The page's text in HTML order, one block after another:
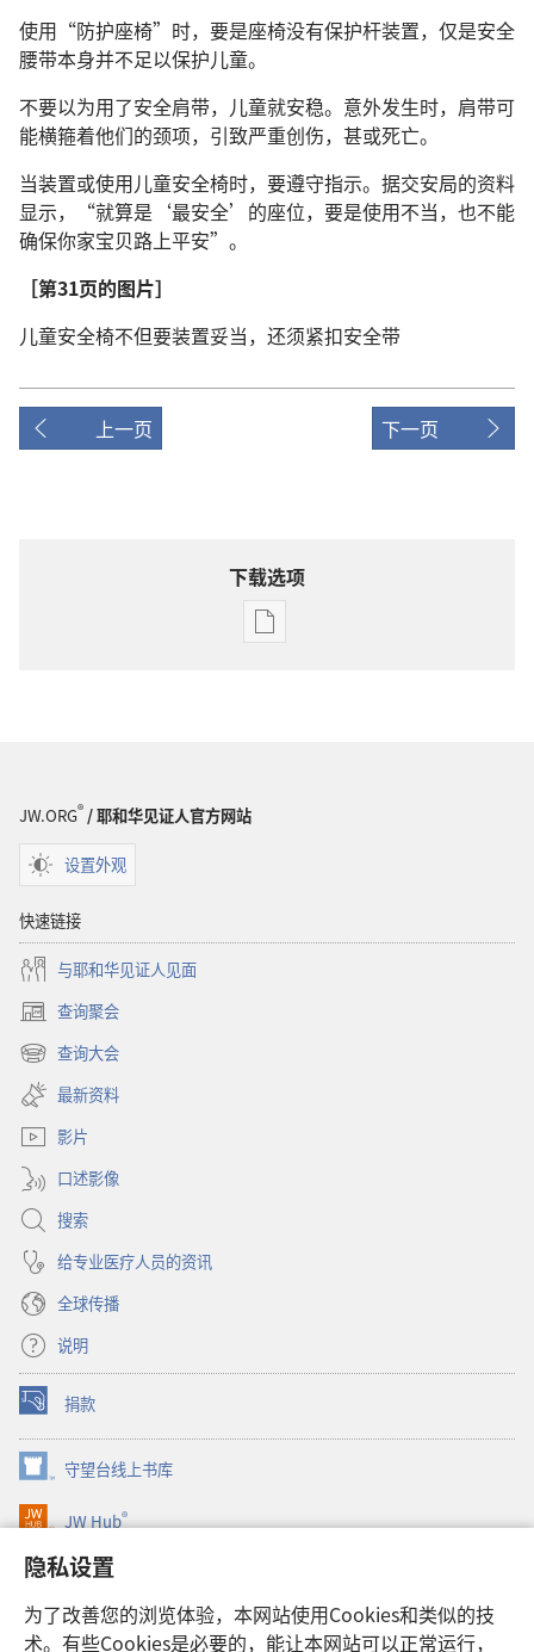
隐私设置
为了改善您的浏览体验，本网站使用Cookies和类似的技
术。有些Cookies是必要的，能让本网站可以正常运行，
使用“防护座椅”时，要是座椅没有保护杆装置，仅是安全
腰带本身并不足以保护儿童。
不要以为用了安全肩带，儿童就安稳。意外发生时，肩带可
能横箍着他们的颈项，引致严重创伤，甚或死亡。
当装置或使用儿童安全椅时，要遵守指示。据交安局的资料
显示，“就算是‘最安全’的座位，要是使用不当，也不能
确保你家宝贝路上平安”。
［第31页的图片］
儿童安全椅不但要装置妥当，还须紧扣安全带
上一页 下一页
下载选项
出
9
JW.ORG® / 耶和华见证人官方网站
设置外观
快速链接
与耶和华见证人见面
查询聚会
（打
开
新
窗
口）
查询大会
（打
开
新
窗
最新资料
影片
口述影像
搜索
给专业医疗人员的资讯
全球传播
说明
捐款
（打
开
新
窗
口）
守望台线上书库
（打
开
新
口）
JW Hub®
（打
开
新
窗
口）
JW Library®
Watchtower Library